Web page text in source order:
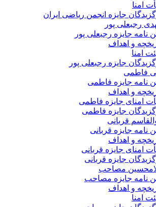
امنا
جایزه انجمن ریاضی ایران
رجبعلی پور
نامه جایزه رجبعلی پور
و اهداف
امنا
جایزه رجبعلی پور
فاطمی
نامه جایزه فاطمی
و اهداف
امنای جایزه فاطمی
جایزه فاطمی
قربانی
نامه جایزه قربانی
و اهداف
امنای جایزه قربانی
جایزه قربانی
مصاحب
نامه جایزه مصاحب
و اهداف
امنا